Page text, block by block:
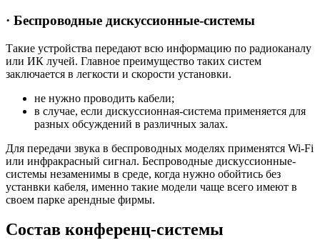
· Беспроводные дискуссионные-системы
Такие устройства передают всю информацию по радиоканалу
или ИК лучей. Главное преимущество таких систем
заключается в легкости и скорости установки.
не нужно проводить кабели;
в случае, если дискуссионная-система применяется для
разных обсуждений в различных залах.
Для передачи звука в беспроводных моделях применятся Wi-Fi
или инфракрасный сигнал. Беспроводные дискуссионные-
системы незаменимы в среде, когда нужно обойтись без
устанвки кабеля, именно такие модели чаще всего имеют в
своем парке арендные фирмы.
Состав конференц-системы